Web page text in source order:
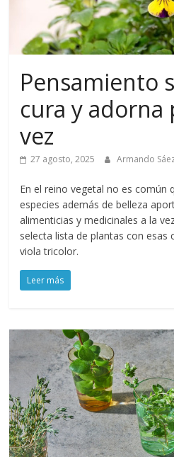
Pensamiento
cura y adorna
vez
27 agosto, 2025 Armando
En el reino vegetal no es común
especies además de belleza
alimenticias y medicinales a la
selecta lista de plantas con esas
viola tricolor.
Leer más